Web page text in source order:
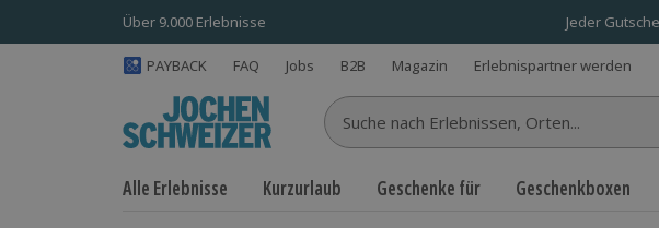
Über 9.000 Erlebnisse Jeder
PAYBACK FAQ Jobs B2B Magazin Erlebnispartner werden
Suche nach Erlebnissen...
Alle Erlebnisse Kurzurlaub Geschenke für Geschenkboxen